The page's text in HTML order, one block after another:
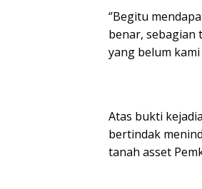
‘’Begitu
benar, sebagian
yang belum kami
Atas bukti
bertindak
tanah asset